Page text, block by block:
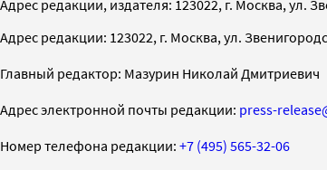
Адрес редакции, издателя: 123022, г. Москва, ул.
Адрес редакции: 123022, г. Москва, ул.
Главный редактор: Мазурин Николай Дмитриевич
Адрес электронной почты редакции: press-
Номер телефона редакции: +7 (495) 565-32-06